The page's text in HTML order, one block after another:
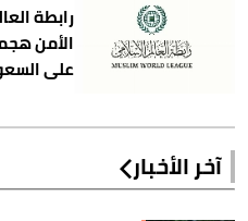
رابطة
الأمن
على
آخر الأخبار